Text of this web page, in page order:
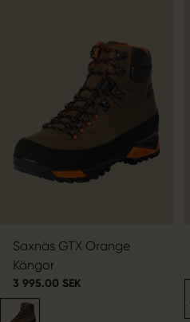
Saxnäs GTX Orange
Kängor
3 995.00 SEK